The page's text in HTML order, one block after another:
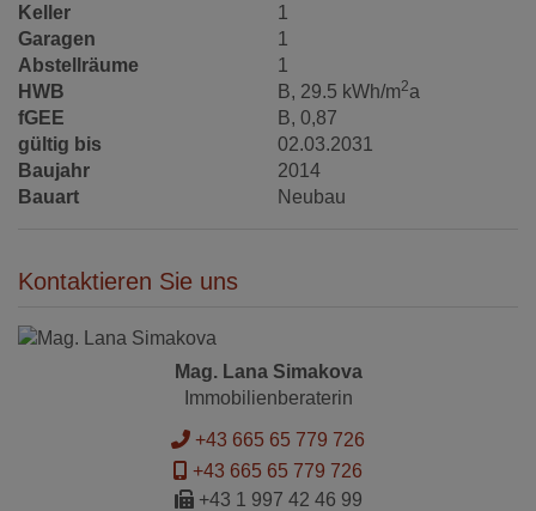
Keller
1
Garagen
1
Abstellräume
1
HWB
B, 29.5 kWh/m2a
fGEE
B, 0,87
gültig bis
02.03.2031
Baujahr
2014
Bauart
Neubau
Kontaktieren Sie uns
Mag. Lana Simakova
Immobilienberaterin
+43 665 65 779 726
+43 665 65 779 726
+43 1 997 42 46 99